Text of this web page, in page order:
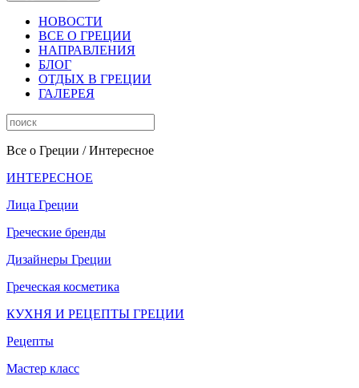
НОВОСТИ
ВСЕ О ГРЕЦИИ
НАПРАВЛЕНИЯ
БЛОГ
ОТДЫХ В ГРЕЦИИ
ГАЛЕРЕЯ
Все о Греции / Интересное
ИНТЕРЕСНОЕ
Лица Греции
Греческие бренды
Дизайнеры Греции
Греческая косметика
КУХНЯ И РЕЦЕПТЫ ГРЕЦИИ
Рецепты
Мастер класс